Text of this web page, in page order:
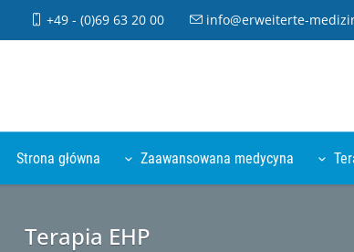
+49 - (0)69 63 20 00 info@erweiterte-
Strona główna Zaawansowana medycyna
Terapia EHP